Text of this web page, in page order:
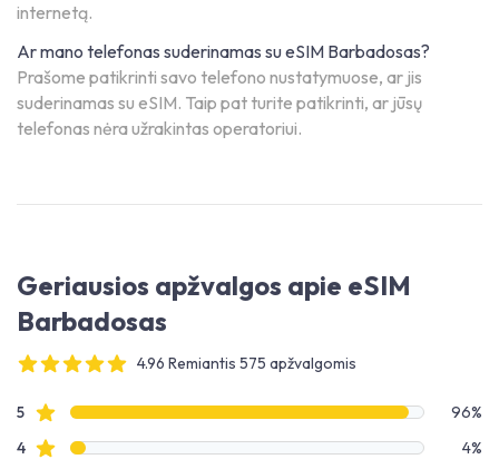
internetą.
Ar mano telefonas suderinamas su eSIM Barbadosas?
Prašome patikrinti savo telefono nustatymuose, ar jis
suderinamas su eSIM. Taip pat turite patikrinti, ar jūsų
telefonas nėra užrakintas operatoriui.
Geriausios apžvalgos apie eSIM
Barbadosas
4.96 Remiantis 575 apžvalgomis
Apžvalgų duomenys
5Žvaigždučių apžvalgos
96%
4Žvaigždučių apžvalgos
4%